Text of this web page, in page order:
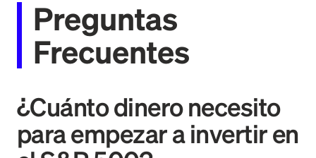
Preguntas
Frecuentes
¿Cuánto dinero necesito
para empezar a invertir en